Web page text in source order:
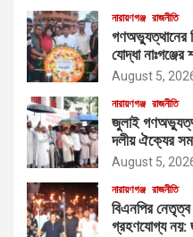
নারায়ণগঞ্জ রাজনীতি
গণঅভ্যুত্থানের
যোদ্ধা নাঃগঞ্জের
August 5,
নারায়ণগঞ্জ রাজনীতি
জুলাই
দলীয় ঐক্যের
August 5,
নারায়ণগঞ্জ রাজনীতি
বিএনপির
গ্রহণযোগ্য নয়: